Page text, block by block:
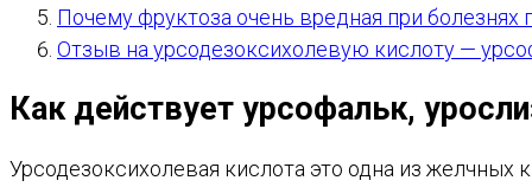
Почему фруктоза очень вредная при болезнях
Отзыв на урсодезоксихолевую кислоту —
Как действует урсофальк,
Урсодезоксихолевая кислота это одна из